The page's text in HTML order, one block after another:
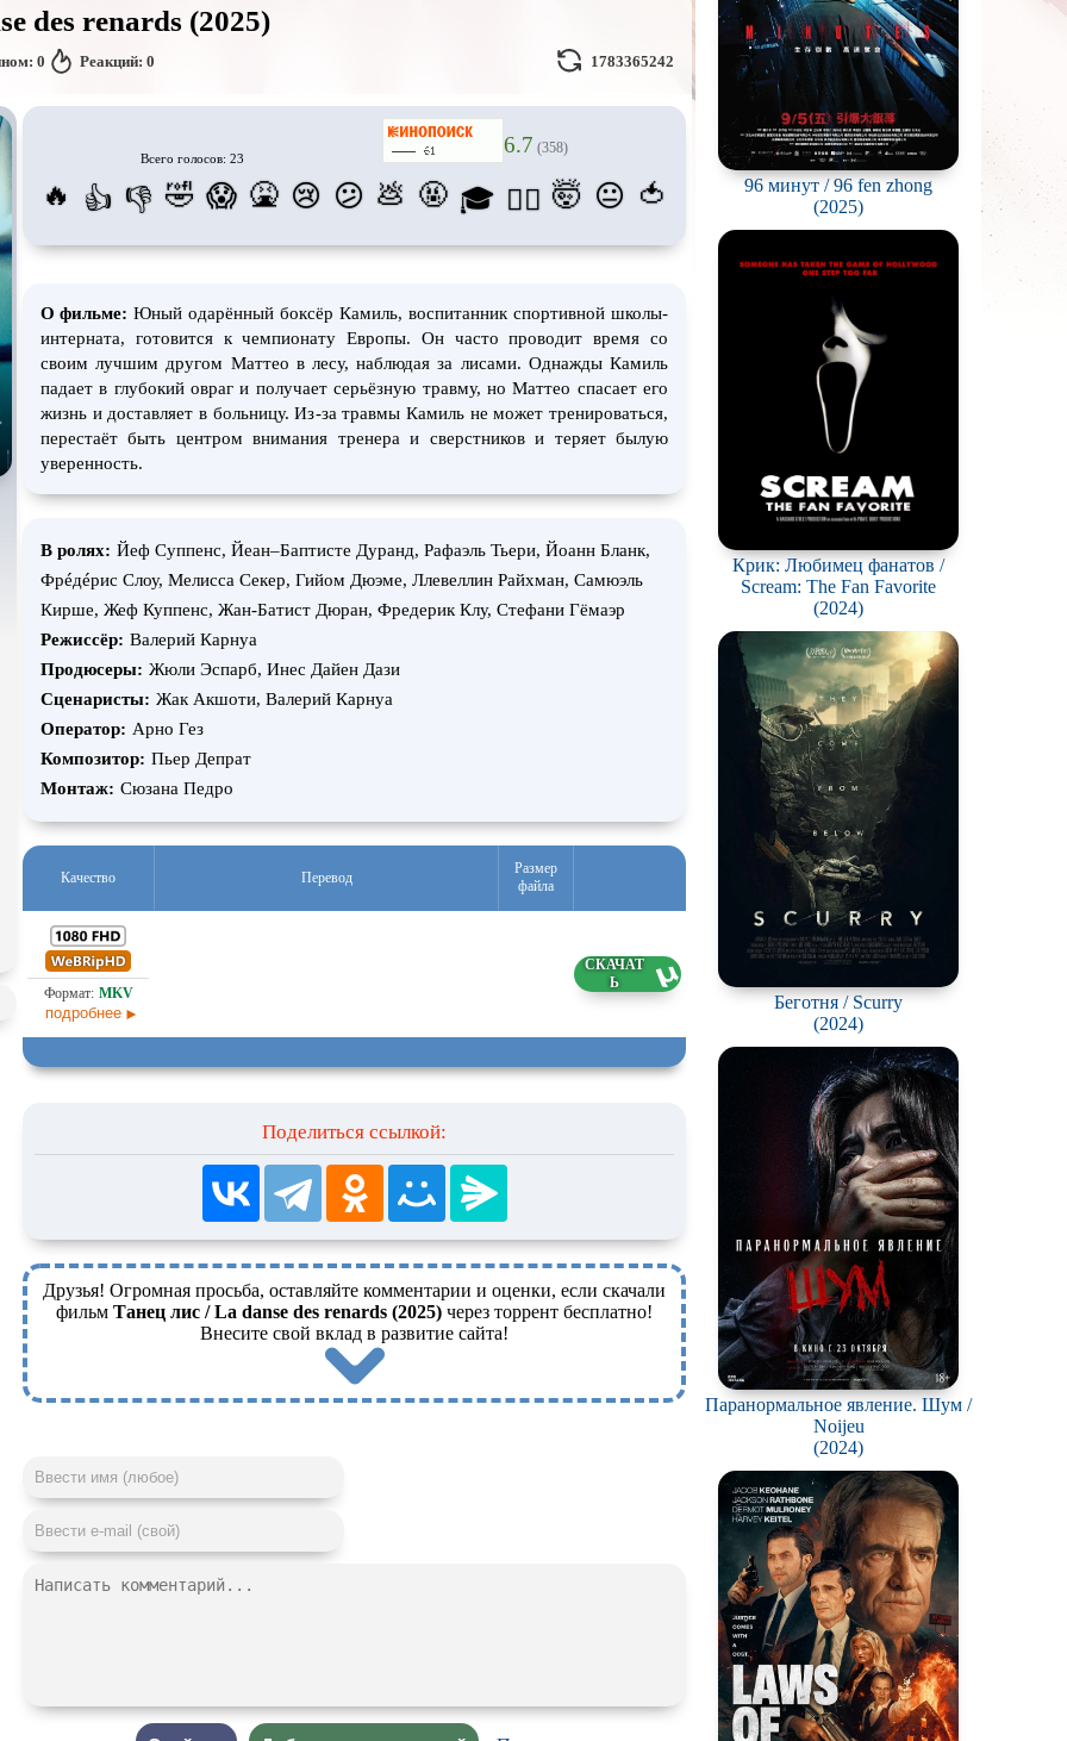
Наркотики Новогодние
Подростковая Призраки
Про апокалипсис Про богов Про богатых
Про ведьм Про викингов Про выживание
Про гонки Про деревню Про динозавров
Про космос Про маньяков и
убийц
Про подростков
Про роботов Про рыцарей Про самолёты
Про снайперов
Про шпионов Про Юристов и Адвокатов Псевдодокументальный
Роуд-муви Сверхспособности Ситком
Стимпанк Сцены с
натурой
Экранизация В ожидании
des renards (2025)
0 Реакций: 0 1783365242
Всего голосов: 23
6.7 (358)
🔥 👍 👎 🤣 😱 🤮 😢 😕 💩 🤬 🎓 😵‍💫 🤯 😐 🍅
О фильме: Юный одарённый боксёр Камиль, воспитанник спортивной школы-
интерната, готовится к чемпионату Европы. Он часто проводит время со
своим лучшим другом Маттео в лесу, наблюдая за лисами. Однажды Камиль
падает в глубокий овраг и получает серьёзную травму, но Маттео спасает его
жизнь и доставляет в больницу. Из-за травмы Камиль не может тренироваться,
перестаёт быть центром внимания тренера и сверстников и теряет былую
уверенность.
В ролях: Йеф Cуппенс, Йеан–Баптисте Дуранд, Рафаэль Тьери, Йоанн Бланк,
Фрéдéриc Cлоу, Мелисса Секер, Гийом Дюэме, Ллевеллин Райхман, Самюэль
Кирше, Жеф Куппенс, Жан-Батист Дюран, Фредерик Клу, Стефани Гёмаэр
Режиссёр: Валерий Карнуа
Продюсеры: Жюли Эспарб, Инес Дайен Дази
Сценаристы: Жак Акшоти, Валерий Карнуа
Оператор: Арно Гез
Композитор: Пьер Депрат
Монтаж: Сюзана Педро
Качество Перевод
Размер
файла
подробнее
Поделиться ссылкой:
Друзья! Огромная просьба, оставляйте комментарии и оценки, если скачали
фильм Танец лис / La danse des renards (2025) через торрент бесплатно!
Внесите свой вклад в развитие сайта!
96 минут / 96 fen zhong
(2025)
Крик: Любимец фанатов /
Scream: The Fan Favorite
(2024)
Беготня / Scurry
(2024)
Паранормальное явление. Шум /
Noijeu
(2024)